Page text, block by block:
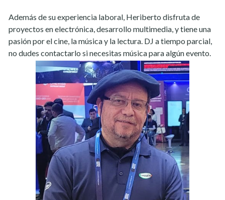
Además de su experiencia laboral, Heriberto disfruta de
proyectos en electrónica, desarrollo multimedia, y tiene una
pasión por el cine, la música y la lectura. DJ a tiempo parcial,
no dudes contactarlo si necesitas música para algún evento.